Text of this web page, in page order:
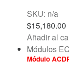
SKU: n/a
$15,180.00
Añadir al
Módulos
Módulo